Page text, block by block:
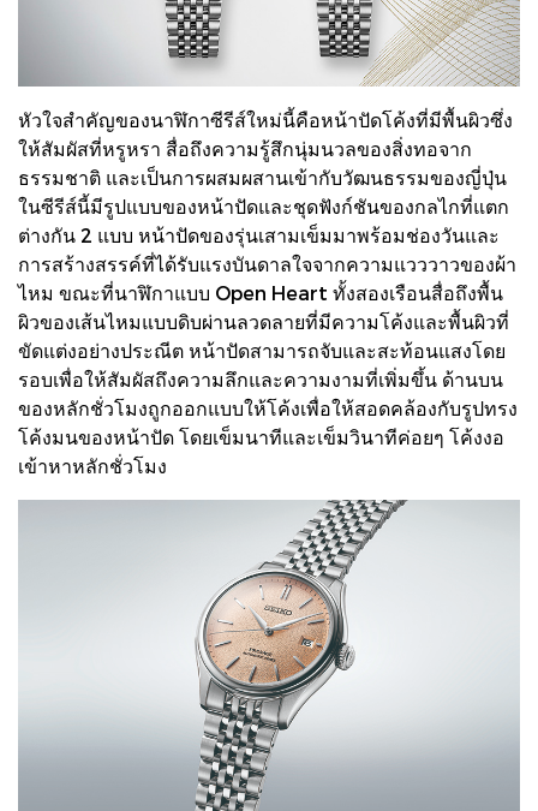
หัวใจสำคัญของนาฬิกาซีรีส์ใหม่นี้คือหน้าปัดโค้งที่มีพื้นผิวซึ่ง
ให้สัมผัสที่หรูหรา สื่อถึงความรู้สึกนุ่มนวลของสิ่งทอจาก
ธรรมชาติ และเป็นการผสมผสานเข้ากับวัฒนธรรมของญี่ปุ่น
ในซีรีส์นี้มีรูปแบบของหน้าปัดและชุดฟังก์ชันของกลไกที่แตก
ต่างกัน 2 แบบ หน้าปัดของรุ่นเสามเข็มมาพร้อมช่องวันและ
การสร้างสรรค์ที่ได้รับแรงบันดาลใจจากความแวววาวของผ้า
ไหม ขณะที่นาฬิกาแบบ Open Heart ทั้งสองเรือนสื่อถึงพื้น
ผิวของเส้นไหมแบบดิบผ่านลวดลายที่มีความโค้งและพื้นผิวที่
ขัดแต่งอย่างประณีต หน้าปัดสามารถจับและสะท้อนแสงโดย
รอบเพื่อให้สัมผัสถึงความลึกและความงามที่เพิ่มขึ้น ด้านบน
ของหลักชั่วโมงถูกออกแบบให้โค้งเพื่อให้สอดคล้องกับรูปทรง
โค้งมนของหน้าปัด โดยเข็มนาทีและเข็มวินาทีค่อยๆ โค้งงอ
เข้าหาหลักชั่วโมง